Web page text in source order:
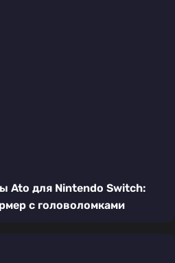
Ato для Nintendo Switch:
с головоломками